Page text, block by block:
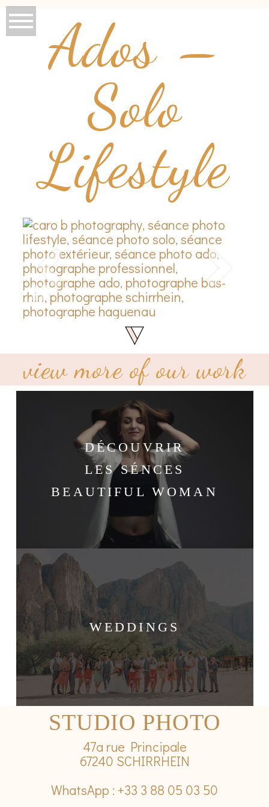
Ados –
Solo
Lifestyle
view more of our work
DÉCOUVRIR
LES SÉNCES
BEAUTIFUL WOMAN
WEDDINGS
STUDIO PHOTO
47a rue Principale
67240 SCHIRRHEIN
WhatsApp : +33 3 88 05 03 50